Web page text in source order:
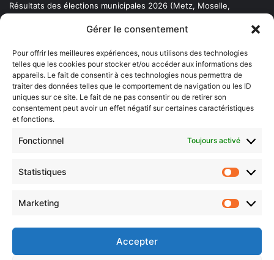
Gérer le consentement
Pour offrir les meilleures expériences, nous utilisons des technologies
telles que les cookies pour stocker et/ou accéder aux informations des
appareils. Le fait de consentir à ces technologies nous permettra de
traiter des données telles que le comportement de navigation ou les ID
uniques sur ce site. Le fait de ne pas consentir ou de retirer son
consentement peut avoir un effet négatif sur certaines caractéristiques
et fonctions.
Fonctionnel Toujours activé
Statistiques
Marketing
Accepter
Résultats des élections municipales 2026 (Metz, Moselle,
Newsletter gratuite
Choisissez : matin, soir ou hebdo ?
votre